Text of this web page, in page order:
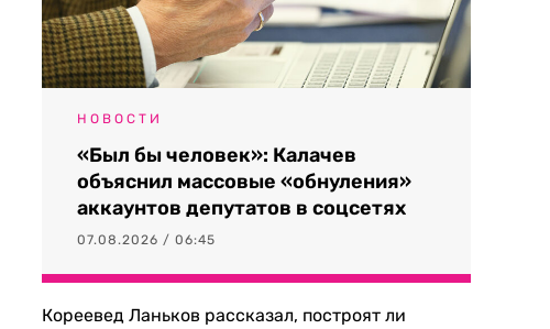
НОВОСТИ
«Был бы человек»: Калачев
объяснил массовые «обнуления»
аккаунтов депутатов в соцсетях
07.08.2026 / 06:45
Кореевед Ланьков рассказал, построят ли